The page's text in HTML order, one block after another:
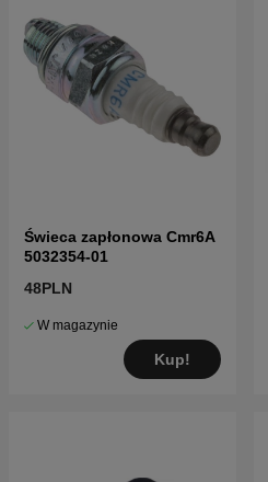
Świeca zapłonowa Cmr6A
5032354-01
48PLN
W magazynie
Kup!